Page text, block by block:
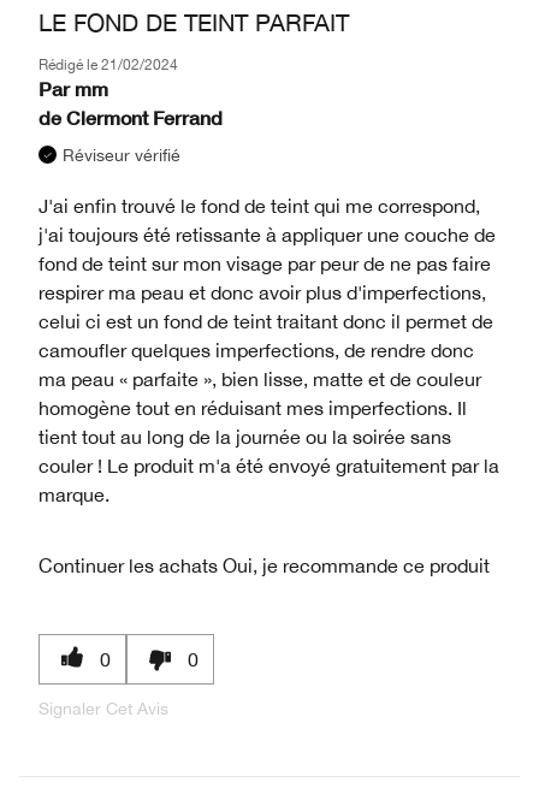
LE FOND DE TEINT PARFAIT
Rédigé le 21/02/2024
Par mm
de Clermont Ferrand
Réviseur vérifié
J'ai enfin trouvé le fond de teint qui me correspond,
j'ai toujours été retissante à appliquer une couche de
fond de teint sur mon visage par peur de ne pas faire
respirer ma peau et donc avoir plus d'imperfections,
celui ci est un fond de teint traitant donc il permet de
camoufler quelques imperfections, de rendre donc
ma peau « parfaite », bien lisse, matte et de couleur
homogène tout en réduisant mes imperfections. Il
tient tout au long de la journée ou la soirée sans
couler ! Le produit m'a été envoyé gratuitement par la
marque.
Continuer les achats Oui, je recommande ce produit
0 0
Signaler Cet Avis